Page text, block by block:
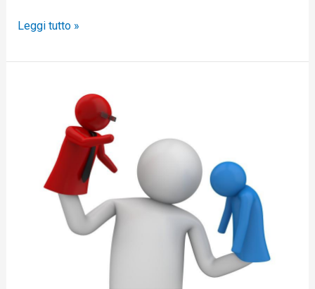
Leggi tutto »
autocritica,
possibile
eliminarli?